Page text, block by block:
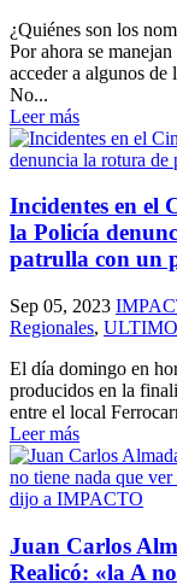
¿Quiénes son los
Por ahora se
acceder a algunos de
No...
Leer más
Incidentes en el
la Policía
patrulla con un
Sep 05, 2023
Regionales,
El día domingo en
producidos en la
entre el local
Leer más
Juan Carlos
Realicó: «la A